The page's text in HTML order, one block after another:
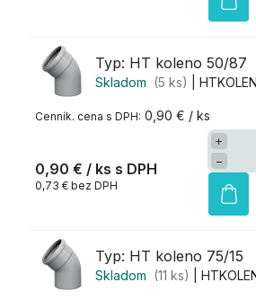
Typ: HT koleno 50/87
Skladom (5 ks) |
0,90 € / ks
0,90 € / ks
0,73 € bez DPH
+
−
Typ: HT koleno 75/15
Skladom (11 ks) |